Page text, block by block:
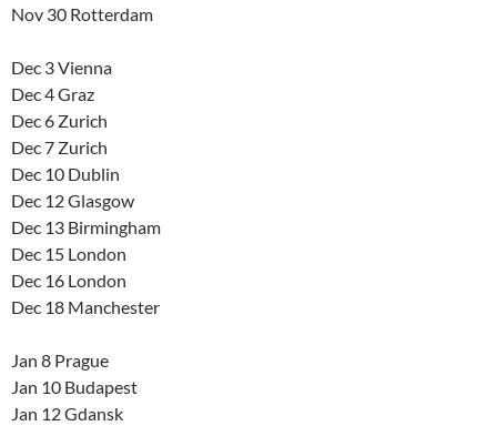
Nov 30 Rotterdam
Dec 3 Vienna
Dec 4 Graz
Dec 6 Zurich
Dec 7 Zurich
Dec 10 Dublin
Dec 12 Glasgow
Dec 13 Birmingham
Dec 15 London
Dec 16 London
Dec 18 Manchester
Jan 8 Prague
Jan 10 Budapest
Jan 12 Gdansk